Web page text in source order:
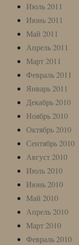
Июль 2011
Июнь 2011
Май 2011
Апрель 2011
Март 2011
Февраль 2011
Январь 2011
Декабрь 2010
Ноябрь 2010
Октябрь 2010
Сентябрь 2010
Август 2010
Июль 2010
Июнь 2010
Май 2010
Апрель 2010
Март 2010
Февраль 2010